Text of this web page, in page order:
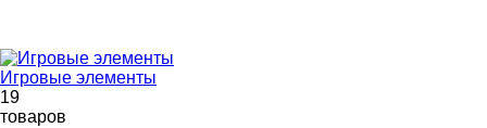
Игровые элементы
19
товаров